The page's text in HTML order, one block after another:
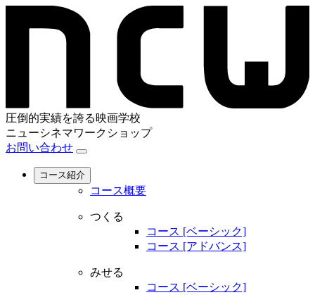
圧倒的実績を誇る映画学校
ニューシネマワークショップ
お問い合わせ
コース紹介
コース概要
つくる
コース [ベーシック]
コース [アドバンス]
みせる
コース [ベーシック]